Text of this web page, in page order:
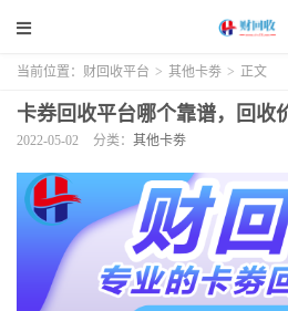
当前位置： 财回收平台 > 其他卡劵 > 正文
卡券回收平台哪个靠谱，回收
2022-05-02 分类： 其他卡劵